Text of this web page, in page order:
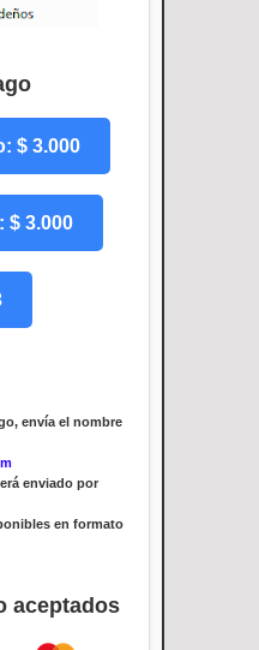
$ 3.000
$ 3.000
envía el nombre
enviado por
en formato
aceptados